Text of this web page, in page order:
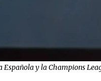
Española y la Champions